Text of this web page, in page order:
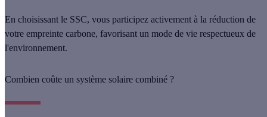
En choisissant le SSC, vous participez activement à la réduction de
votre empreinte carbone, favorisant un mode de vie respectueux de
l'environnement.
Combien coûte un système solaire combiné ?